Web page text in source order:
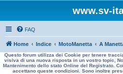
www.sv-
FAQ
Home Indice MotoManetta A
Questo forum utilizza dei Cookie per tenere
visiva di una nuova risposta in un vostro topic,
Mantenimento dello stato Online del Registrato.
accettano queste condizioni. Sono inoltre